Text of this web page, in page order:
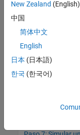
Paso 5: Añadir
New Zealand (English)
中国
简体中文
English
日本 (日本語)
한국 (한국어)